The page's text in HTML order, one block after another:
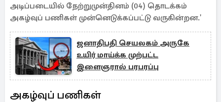
அடிப்படையில் நேற்றுமுன்தினம் (04) தொடக்கம்
அகழ்வுப் பணிகள் முன்னெடுக்கப்பட்டு வருகின்றன.'
ஜனாதிபதி செயலகம் அருகே
உயிர் மாய்க்க முற்பட்ட
இளைஞரால் பரபரப்பு
அகழ்வுப் பணிகள்